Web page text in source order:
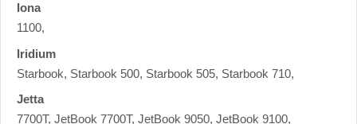
Iona
1100,
Iridium
Starbook, Starbook 500, Starbook 505, Starbook 710,
Jetta
7700T, JetBook 7700T, JetBook 9050, JetBook 9100,